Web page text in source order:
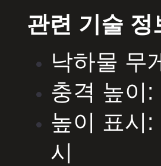
관련 기술 정
낙하물 무
충격 높이
높이 표시
시